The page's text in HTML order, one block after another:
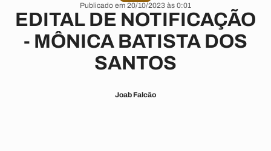
Publicado em 20/10/2023 às 0:01
EDITAL DE NOTIFICAÇÃO
- MÔNICA BATISTA DOS
SANTOS
Joab Falcão